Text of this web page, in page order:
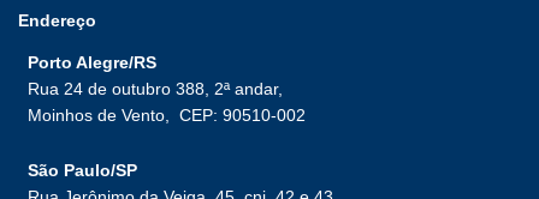
Endereço
Porto Alegre/RS
Rua 24 de outubro 388, 2ª andar,
Moinhos de Vento, CEP: 90510-002
São Paulo/SP